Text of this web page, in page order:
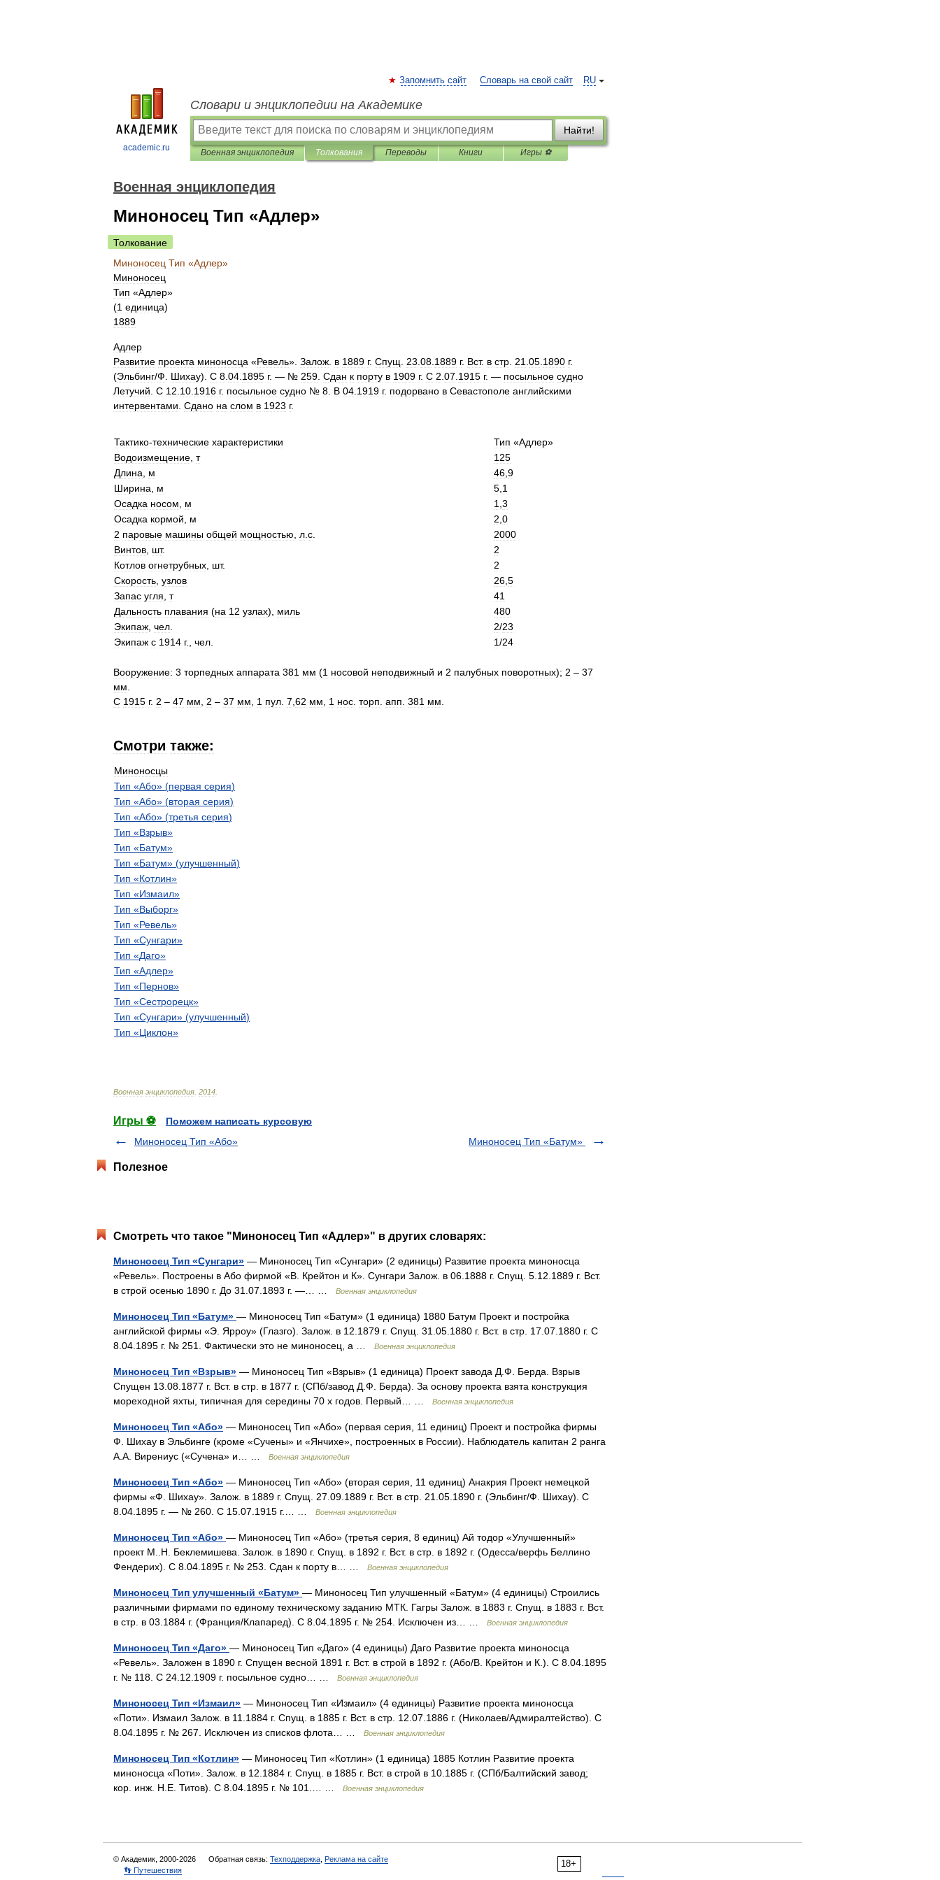
academic.ru
RU
Запомнить сайт Словарь на свой сайт
Словари и энциклопедии на Академике
Найти!
Военная энциклопедия Толкования Переводы Книги Игры ⚽
Военная энциклопедия
Миноносец Тип «Адлер»
Толкование
Миноносец Тип «Адлер»
Миноносец
Тип «Адлер»
(1 единица)
1889
Адлер
Развитие проекта миноносца «Ревель». Залож в 1889 г. Спущ 23 08 1889 г. Вст. в стр 21 05 1890 г.
(Эльбинг/Ф Шихау). С 8 04 1895 г. — № 259 Сдан к порту в 1909 г. С 2 07 1915 г. — посыльное судно
Летучий С 12 10 1916 г. посыльное судно № 8 В 04 1919 г. подорвано в Севастополе английскими
интервентами Сдано на слом в 1923 г.
Тактико-технические характеристики Тип «Адлер»
Водоизмещение т
125
Длина
м 46 9
Ширина
м 5 1
Осадка носом м 1 3
Осадка кормой м 2 0
2 паровые машины общей мощностью л с
2000
Винтов шт.
2
Котлов огнетрубных шт.
2
Скорость узлов 26 5
Запас угля т
41
Дальность плавания (на 12 узлах), миль
480
Экипаж чел 2/23
Экипаж с 1914 г., чел 1/24
Вооружение: 3 торпедных аппарата 381 мм (1 носовой неподвижный и 2 палубных поворотных); 2 – 37
мм
С 1915 г. 2 – 47 мм 2 – 37 мм 1 пул 7 62 мм 1 нос торп апп 381 мм
Смотри также:
Миноносцы
Тип «Або» (первая серия)
Тип «Або» (вторая серия)
Тип «Або» (третья серия)
Тип «Взрыв»
Тип «Батум»
Тип «Батум» (улучшенный)
Тип «Котлин»
Тип «Измаил»
Тип «Выборг»
Тип «Ревель»
Тип «Сунгари»
Тип «Даго»
Тип «Адлер»
Тип «Пернов»
Тип «Сестрорецк»
Тип «Сунгари» (улучшенный)
Тип «Циклон»
Военная энциклопедия 2014
Игры ⚽
Поможем написать курсовую
Миноносец Тип «Або»
Миноносец Тип «Батум»
Полезное
Смотреть что такое "Миноносец Тип «Адлер»" в других словарях:
Миноносец Тип «Сунгари» — Миноносец Тип «Сунгари» (2 единицы) Развитие проекта миноносца
«Ревель». Построены в Або фирмой «В. Крейтон и К». Сунгари Залож. в 06.1888 г. Спущ. 5.12.1889 г. Вст.
в строй осенью 1890 г. До 31.07.1893 г. —… …
Военная энциклопедия
Миноносец Тип «Батум» — Миноносец Тип «Батум» (1 единица) 1880 Батум Проект и постройка
английской фирмы «Э. Ярроу» (Глазго). Залож. в 12.1879 г. Спущ. 31.05.1880 г. Вст. в стр. 17.07.1880 г. С
8.04.1895 г. № 251. Фактически это не миноносец, а …
Военная энциклопедия
Миноносец Тип «Взрыв» — Миноносец Тип «Взрыв» (1 единица) Проект завода Д.Ф. Берда. Взрыв
Спущен 13.08.1877 г. Вст. в стр. в 1877 г. (СПб/завод Д.Ф. Берда). За основу проекта взята конструкция
мореходной яхты, типичная для середины 70 х годов. Первый… …
Военная энциклопедия
Миноносец Тип «Або» — Миноносец Тип «Або» (первая серия, 11 единиц) Проект и постройка фирмы
Ф. Шихау в Эльбинге (кроме «Сучены» и «Янчихе», построенных в России). Наблюдатель капитан 2 ранга
А.А. Вирениус («Сучена» и… …
Военная энциклопедия
Миноносец Тип «Або» — Миноносец Тип «Або» (вторая серия, 11 единиц) Анакрия Проект немецкой
фирмы «Ф. Шихау». Залож. в 1889 г. Спущ. 27.09.1889 г. Вст. в стр. 21.05.1890 г. (Эльбинг/Ф. Шихау). С
8.04.1895 г. — № 260. С 15.07.1915 г.… …
Военная энциклопедия
Миноносец Тип «Або» — Миноносец Тип «Або» (третья серия, 8 единиц) Ай тодор «Улучшенный»
проект М..Н. Беклемишева. Залож. в 1890 г. Спущ. в 1892 г. Вст. в стр. в 1892 г. (Одесса/верфь Беллино
Фендерих). С 8.04.1895 г. № 253. Сдан к порту в… …
Военная энциклопедия
Миноносец Тип улучшенный «Батум» — Миноносец Тип улучшенный «Батум» (4 единицы) Строились
различными фирмами по единому техническому заданию МТК. Гагры Залож. в 1883 г. Спущ. в 1883 г. Вст.
в стр. в 03.1884 г. (Франция/Клапаред). С 8.04.1895 г. № 254. Исключен из… …
Военная энциклопедия
Миноносец Тип «Даго» — Миноносец Тип «Даго» (4 единицы) Даго Развитие проекта миноносца
«Ревель». Заложен в 1890 г. Спущен весной 1891 г. Вст. в строй в 1892 г. (Або/В. Крейтон и К.). С 8.04.1895
г. № 118. С 24.12.1909 г. посыльное судно… …
Военная энциклопедия
Миноносец Тип «Измаил» — Миноносец Тип «Измаил» (4 единицы) Развитие проекта миноносца
«Поти». Измаил Залож. в 11.1884 г. Спущ. в 1885 г. Вст. в стр. 12.07.1886 г. (Николаев/Адмиралтейство). С
8.04.1895 г. № 267. Исключен из списков флота… …
Военная энциклопедия
Миноносец Тип «Котлин» — Миноносец Тип «Котлин» (1 единица) 1885 Котлин Развитие проекта
миноносца «Поти». Залож. в 12.1884 г. Спущ. в 1885 г. Вст. в строй в 10.1885 г. (СПб/Балтийский завод;
кор. инж. Н.Е. Титов). С 8.04.1895 г. № 101.… …
Военная энциклопедия
18+
© Академик, 2000-2026 Обратная связь: Техподдержка Реклама на сайте
👣 Путешествия